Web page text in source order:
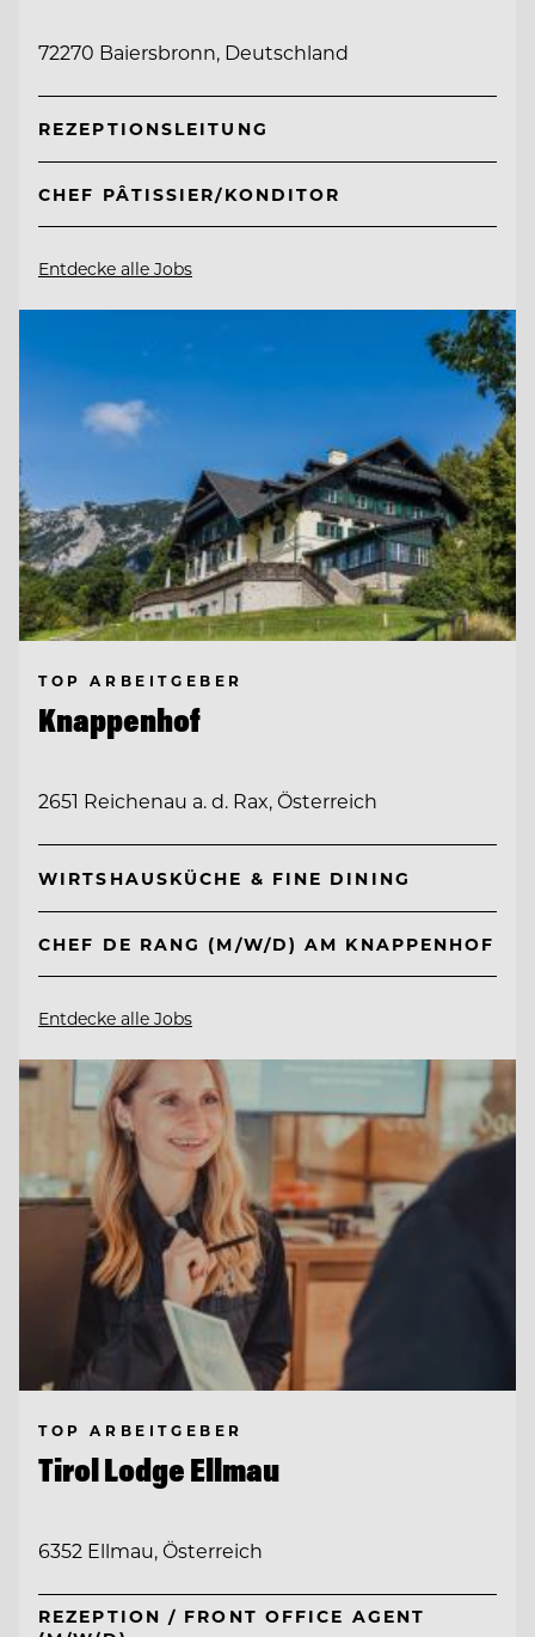
72270 Baiersbronn, Deutschland
REZEPTIONSLEITUNG
CHEF PÂTISSIER/KONDITOR
Entdecke alle Jobs
TOP ARBEITGEBER
Knappenhof
2651 Reichenau a. d. Rax, Österreich
WIRTSHAUSKÜCHE & FINE DINING
CHEF DE RANG (M/W/D) AM KNAPPENHOF
Entdecke alle Jobs
TOP ARBEITGEBER
Tirol Lodge Ellmau
6352 Ellmau, Österreich
REZEPTION / FRONT OFFICE AGENT